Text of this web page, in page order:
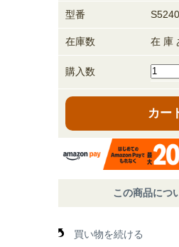
型番
在庫数 在 庫
購入数
カー
この商品につ
買い物を続ける